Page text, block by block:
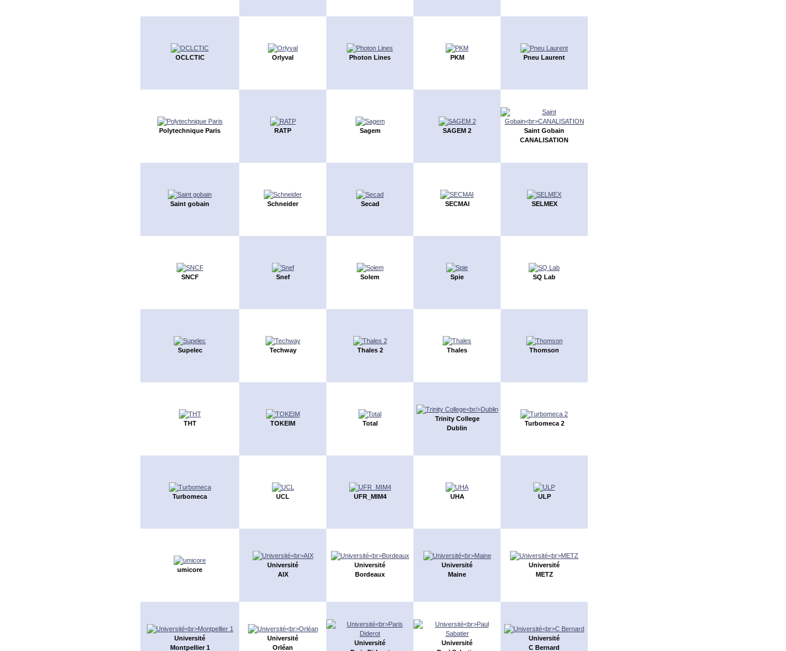
OCLCTIC Orlyval Photon Lines PKM Pneu Laurent
Polytechnique Paris RATP Sagem SAGEM 2
Saint Gobain
CANALISATION
Saint gobain Schneider Secad SECMAI SELMEX
SNCF Snef Solem Spie SQ Lab
Supelec Techway Thales 2 Thales Thomson
THT TOKEIM Total
Trinity College
Dublin
Turbomeca 2
Turbomeca UCL UFR_MIM4 UHA ULP
umicore
Université
AIX
Université
Bordeaux
Université
Maine
Université
METZ
Université
Montpellier 1
Université
Orléan
Université
Université
Université
C Bernard